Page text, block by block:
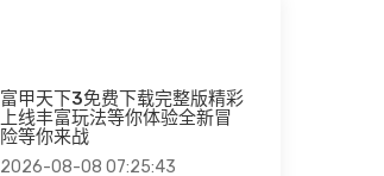
富甲天下3免费下载完整版精彩
上线丰富玩法等你体验全新冒
险等你来战
2026-08-08 07:25:43